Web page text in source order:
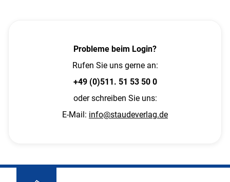
Probleme beim Login?
Rufen Sie uns gerne an:
+49 (0)511. 51 53 50 0
oder schreiben Sie uns:
E-Mail: info@staudeverlag.de